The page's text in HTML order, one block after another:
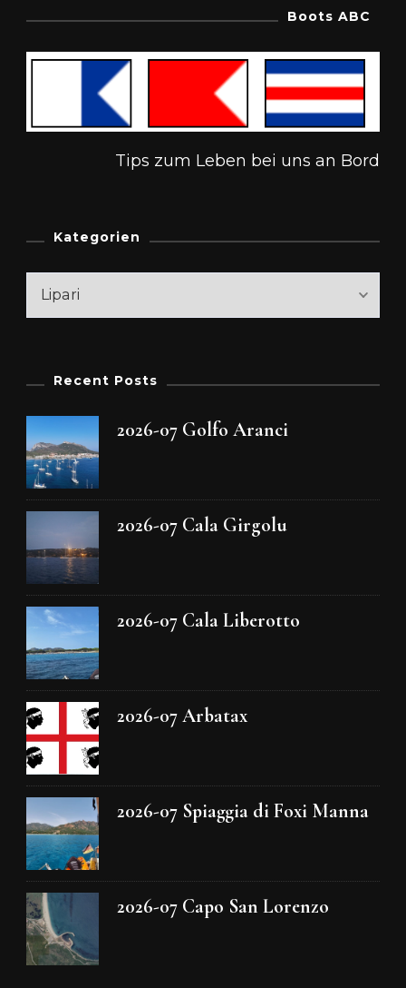
Boots ABC
Tips zum Leben bei uns an Bord
Kategorien
Kategorien
Recent Posts
2026-07 Golfo Aranci
2026-07 Cala Girgolu
2026-07 Cala Liberotto
2026-07 Arbatax
2026-07 Spiaggia di Foxi Manna
2026-07 Capo San Lorenzo